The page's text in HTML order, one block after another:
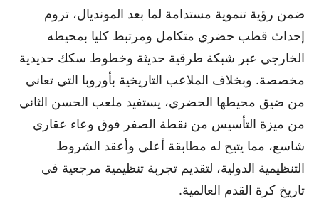
ضمن رؤية تنموية مستدامة لما بعد المونديال، تروم
إحداث قطب حضري متكامل ومرتبط كليا بمحيطه
الخارجي عبر شبكة طرقية حديثة وخطوط سكك حديدية
مخصصة. وبخلاف الملاعب التاريخية بأوروبا التي تعاني
من ضيق محيطها الحضري، يستفيد ملعب الحسن الثاني
من ميزة التأسيس من نقطة الصفر فوق وعاء عقاري
شاسع، مما يتيح له مطابقة أعلى وأعقد الشروط
التنظيمية الدولية، لتقديم تجربة تنظيمية مرجعية في
تاريخ كرة القدم العالمية.